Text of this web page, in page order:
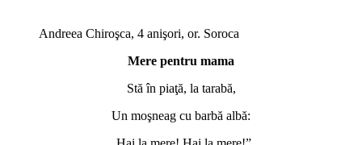
Andreea Chiroşca, 4 anişori, or. Soroca
Mere pentru mama
Stă în piaţă, la tarabă,
Un moşneag cu barbă albă: